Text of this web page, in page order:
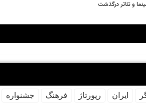
و تئاتر درگذشت
ایران رپورتاژ فرهنگ جشنواره